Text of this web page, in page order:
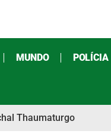
MUNDO POLÍCIA
Thaumaturgo